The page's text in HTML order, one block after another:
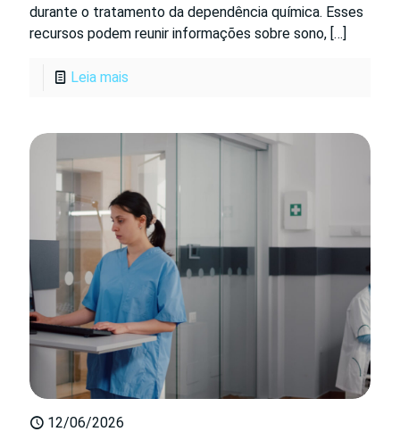
durante o tratamento da dependência química. Esses
recursos podem reunir informações sobre sono, […]
Leia mais
12/06/2026